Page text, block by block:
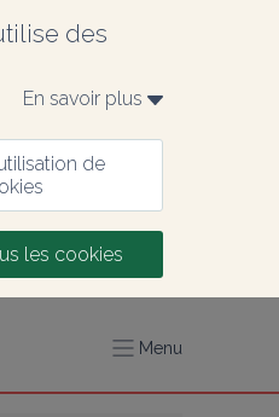
des
En savoir plus
de
les cookies
Menu